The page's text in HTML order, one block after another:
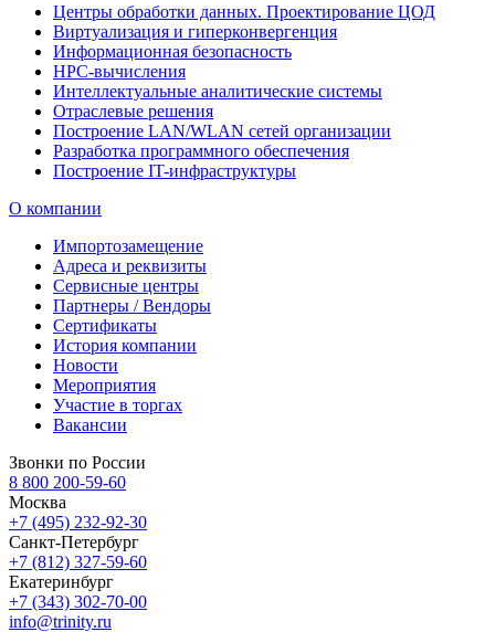
Центры обработки данных. Проектирование ЦОД
Виртуализация и гиперконвергенция
Информационная безопасность
HPC-вычисления
Интеллектуальные аналитические системы
Отраслевые решения
Построение LAN/WLAN сетей организации
Разработка программного обеспечения
Построение IT-инфраструктуры
О компании
Импортозамещение
Адреса и реквизиты
Сервисные центры
Партнеры / Вендоры
Сертификаты
История компании
Новости
Мероприятия
Участие в торгах
Вакансии
Звонки по России
8 800 200-59-60
Москва
+7 (495) 232-92-30
Санкт-Петербург
+7 (812) 327-59-60
Екатеринбург
+7 (343) 302-70-00
info@trinity.ru